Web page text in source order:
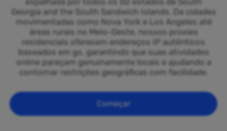
Georgia and the South Sandwich Islands. De cidades
movimentadas como Nova York e Los Angeles até
áreas rurais no Meio-Oeste, nossos proxies
residenciais oferecem endereços IP autênticos
baseados em gs, garantindo que suas atividades
online pareçam genuinamente locais e ajudando a
contornar restrições geográficas com facilidade.
Começar